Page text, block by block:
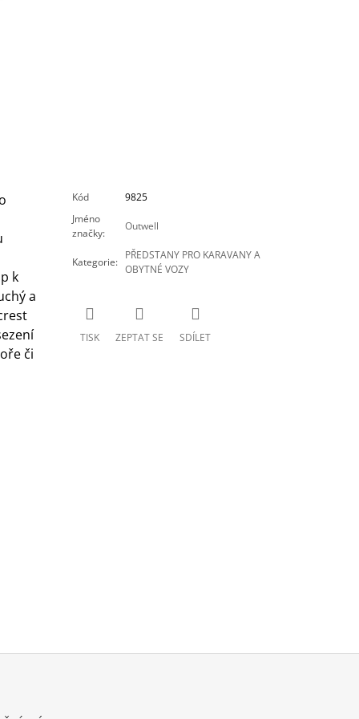
k
a
či
Kód
9825
Jméno
značky:
Outwell
Kategorie:
PŘEDSTANY PRO KARAVANY A
OBYTNÉ VOZY
TISK ZEPTAT SE SDÍLET